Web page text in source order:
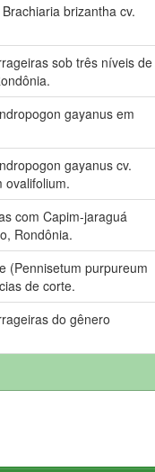
brizantha cv.
sob três níveis de
gayanus em
gayanus cv.
ovalifolium.
com Capim-jaraguá
Rondônia.
(Pennisetum purpureum
de corte.
do gênero